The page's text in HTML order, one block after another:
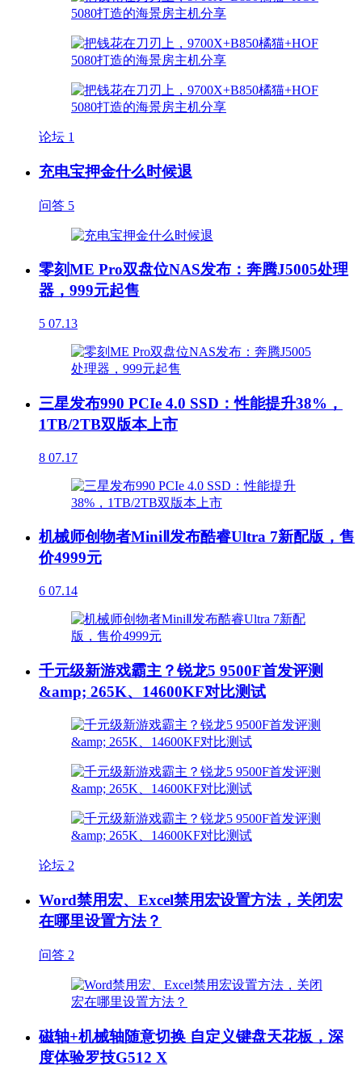
论坛 1
充电宝押金什么时候退
问答 5
零刻ME Pro双盘位NAS发布：奔腾J5005处理
器，999元起售
5 07.13
三星发布990 PCIe 4.0 SSD：性能提升38%，
1TB/2TB双版本上市
8 07.17
机械师创物者MiniⅡ发布酷睿Ultra 7新配版，售
价4999元
6 07.14
千元级新游戏霸主？锐龙5 9500F首发评测
&amp; 265K、14600KF对比测试
论坛 2
Word禁用宏、Excel禁用宏设置方法，关闭宏
在哪里设置方法？
问答 2
磁轴+机械轴随意切换 自定义键盘天花板，深
度体验罗技G512 X